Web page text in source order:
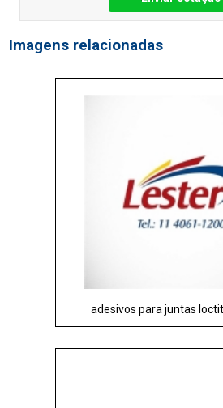
Imagens relacionadas
adesivos para juntas